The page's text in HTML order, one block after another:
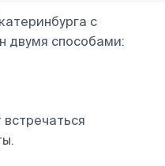
с
двумя способами: